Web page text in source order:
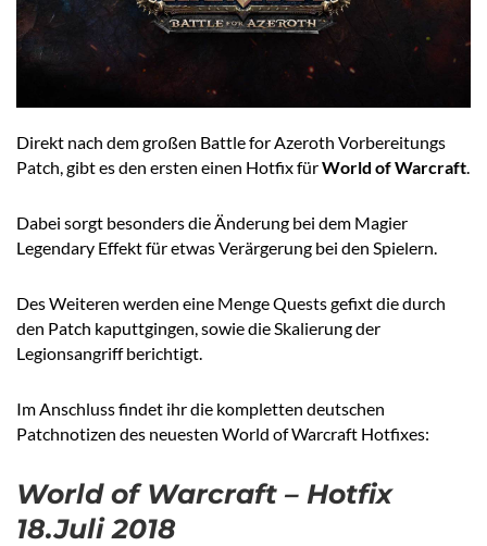
Direkt nach dem großen Battle for Azeroth Vorbereitungs
Patch, gibt es den ersten einen Hotfix fürWorld of Warcraft
Dabei sorgt besonders die Änderung bei dem Magier
Legendary Effekt für etwas Verärgerung bei den Spielern.
Des Weiteren werden eine Menge Quests gefixt die durch
den Patch kaputtgingen, sowie die Skalierung der
Legionsangriff berichtigt.
Im Anschluss findet ihr die kompletten deutschen
Patchnotizen des neuesten World of Warcraft Hotfixes:
World of Warcraft – Hotfix
18.Juli 2018